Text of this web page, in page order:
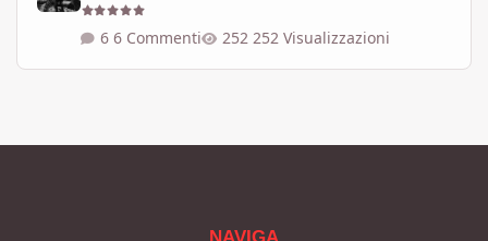
6 Commenti 252 Visualizzazioni